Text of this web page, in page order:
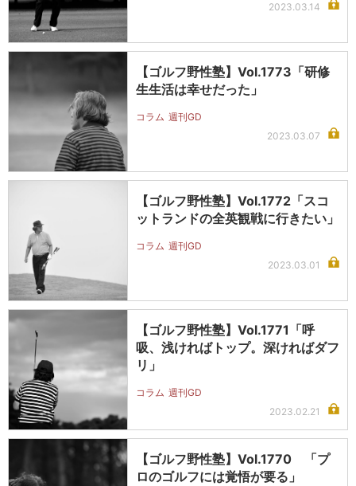
2023.03.14
【ゴルフ野性塾】Vol.1773「研修
生生活は幸せだった」
コラム 週刊GD
2023.03.07
【ゴルフ野性塾】Vol.1772「スコ
ットランドの全英観戦に行きたい」
コラム 週刊GD
2023.03.01
【ゴルフ野性塾】Vol.1771「呼
吸、浅ければトップ。深ければダフ
リ」
コラム 週刊GD
2023.02.21
【ゴルフ野性塾】Vol.1770 「プ
ロのゴルフには覚悟が要る」